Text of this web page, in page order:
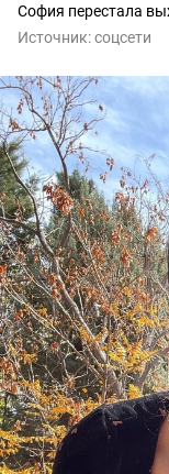
София перестала
Источник:соцсети